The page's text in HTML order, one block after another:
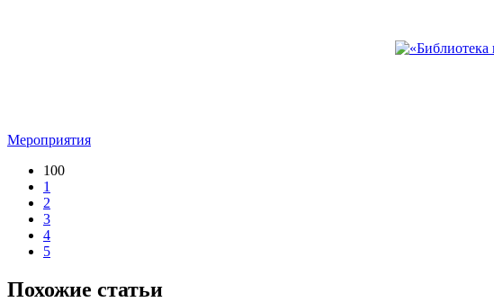
Мероприятия
100
1
2
3
4
5
Похожие статьи